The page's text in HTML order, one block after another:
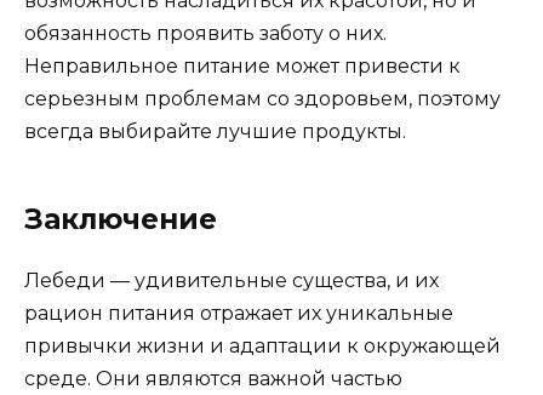
обязанность проявить заботу о них.
Неправильное питание может привести к
серьезным проблемам со здоровьем, поэтому
всегда выбирайте лучшие продукты.
Заключение
Лебеди — удивительные существа, и их
рацион питания отражает их уникальные
привычки жизни и адаптации к окружающей
среде. Они являются важной частью